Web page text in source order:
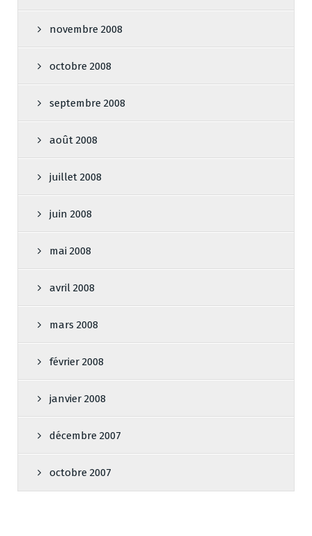
novembre 2008
octobre 2008
septembre 2008
août 2008
juillet 2008
juin 2008
mai 2008
avril 2008
mars 2008
février 2008
janvier 2008
décembre 2007
octobre 2007